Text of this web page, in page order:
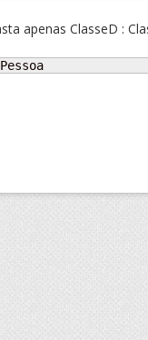
apenas ClasseD :
Pessoa